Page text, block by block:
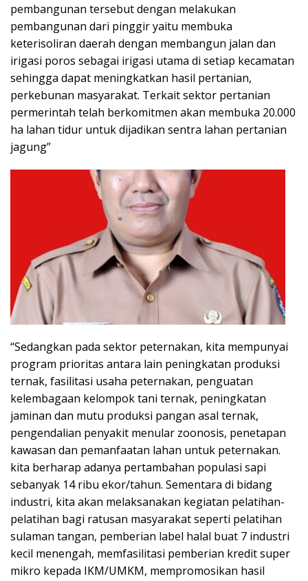
pembangunan tersebut dengan melakukan
pembangunan dari pinggir yaitu membuka
keterisoliran daerah dengan membangun jalan dan
irigasi poros sebagai irigasi utama di setiap kecamatan
sehingga dapat meningkatkan hasil pertanian,
perkebunan masyarakat. Terkait sektor pertanian
permerintah telah berkomitmen akan membuka 20.000
ha lahan tidur untuk dijadikan sentra lahan pertanian
jagung”
“Sedangkan pada sektor peternakan, kita mempunyai
program prioritas antara lain peningkatan produksi
ternak, fasilitasi usaha peternakan, penguatan
kelembagaan kelompok tani ternak, peningkatan
jaminan dan mutu produksi pangan asal ternak,
pengendalian penyakit menular zoonosis, penetapan
kawasan dan pemanfaatan lahan untuk peternakan.
kita berharap adanya pertambahan populasi sapi
sebanyak 14 ribu ekor/tahun. Sementara di bidang
industri, kita akan melaksanakan kegiatan pelatihan-
pelatihan bagi ratusan masyarakat seperti pelatihan
sulaman tangan, pemberian label halal buat 7 industri
kecil menengah, memfasilitasi pemberian kredit super
mikro kepada IKM/UMKM, mempromosikan hasil